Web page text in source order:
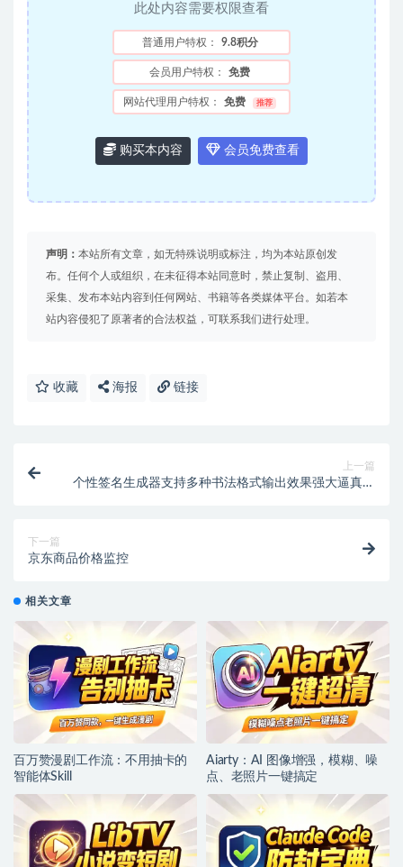
此处内容需要权限查看
普通用户特权： 9.8积分
会员用户特权： 免费
网站代理用户特权： 免费 推荐
购买本内容 会员免费查看
声明： 本站所有文章，如无特殊说明或标注，均为本站原创发
布。任何个人或组织，在未征得本站同意时，禁止复制、盗用、
采集、发布本站内容到任何网站、书籍等各类媒体平台。如若本
站内容侵犯了原著者的合法权益，可联系我们进行处理。
收藏 海报 链接
上一篇
个性签名生成器支持多种书法格式输出效果强大逼真字
下一篇
京东商品价格监控
相关文章
百万赞漫剧工作流：不用抽卡的
智能体Skill
Aiarty：AI 图像增强，模糊、噪
点、老照片一键搞定